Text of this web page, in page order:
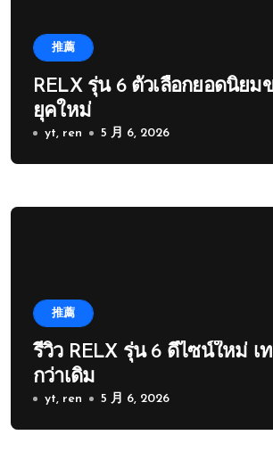
推薦
RELX รุ่น 6 ตัวเลือกยอดนิยม
ยุคใหม่
yt, ren 5 月 6, 2026
推薦
รีวิว RELX รุ่น 6 ดีไซน์ใหม่ เ
กว่าเดิม
yt, ren 5 月 6, 2026